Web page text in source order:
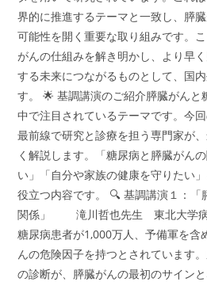
界的に推進するテーマと一致し、膵
可能性を開く重要な取り組みです。
がんの仕組みを解き明かし、より早
する未来につながるものとして、国
す。 🌟 基調講演のご紹介膵臓がんと
中で注目されているテーマです。今
最前線で研究と診療を担う専門家が
く解説します。「糖尿病と膵臓がん
い」「自分や家族の健康を守りたい
役立つ内容です。 🔍 基調講演１：「
関係」 滝川哲也先生 東北大学病
糖尿病患者が1,000万人、予備軍を含
んの危険因子を持つとされています
の診断が、膵臓がんの最初のサイン